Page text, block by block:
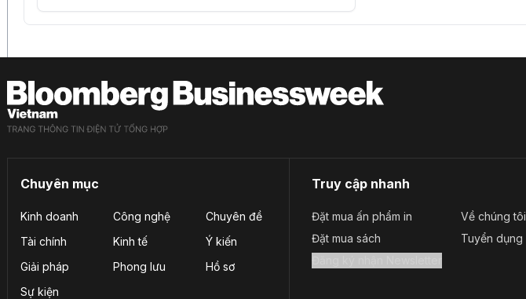
Nguyễn Hồng Khiêm
Công ty TNHH MTV...
Trần Thị Lệ Hằng
Vũ Mạnh Chiến
Nguyễn Thị Hương
Nguyễn Lâm Giang
Chuyên mục
Kinh doanh Công nghệ
Chuyên đề
Tài chính
Kinh tế
Ý kiến
Giải pháp
Phong lưu
Hồ sơ
Sự kiện
Truy cập nhanh
Đặt mua ấn phẩm in
Đặt mua sách
Về chúng tôi
Tuyển dụng